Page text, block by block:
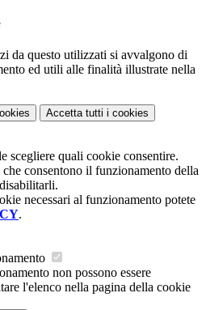
da questo utilizzati si avvalgono di
ed utili alle finalità illustrate nella
Accetta tutti i cookies
scegliere quali cookie consentire.
consentono il funzionamento della
necessari al funzionamento potete
.
non possono essere
l'elenco nella pagina della cookie